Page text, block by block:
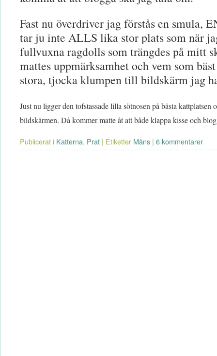
Fast nu överdriver jag förstås en smula,
tar ju inte ALLS lika stor plats som när
fullvuxna ragdolls som trängdes på mitt
mattes uppmärksamhet och vem som
stora, tjocka klumpen till bildskärm jag
Just nu ligger den tofstassade lilla sötnosen på bästa
bildskärmen. Då kommer matte åt att både klappa kisse och
Publicerat i Katterna, Prat | Etiketter Måns | 6 kommentarer